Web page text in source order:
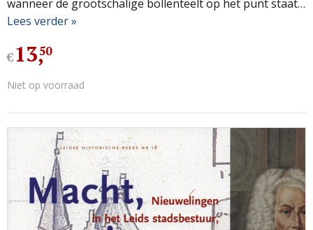
wanneer de grootschalige bollenteelt op het punt staat…
Lees verder »
€13,
50
Niet op voorraad